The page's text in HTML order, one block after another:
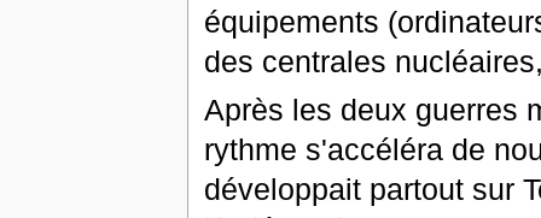
équipements
des centrales
Après les deux guerres
rythme s'accéléra de
développait partout sur